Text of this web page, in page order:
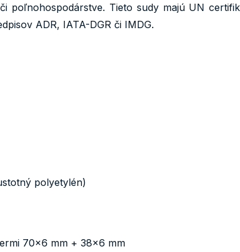
poľnohospodárstve. Tieto sudy majú UN
ADR, IATA-DGR či IMDG.
polyetylén)
70x6 mm + 38x6 mm